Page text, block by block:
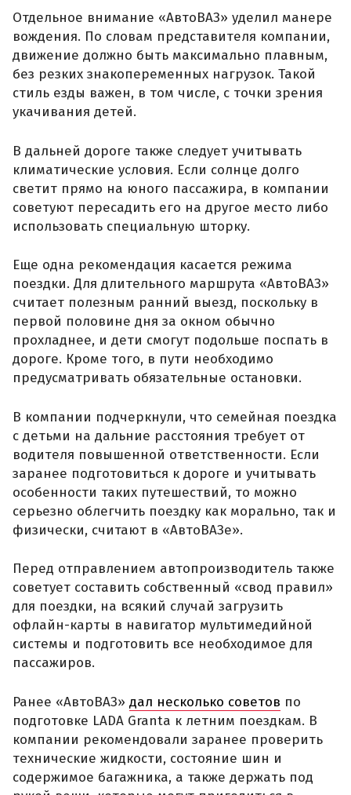
Отдельное внимание «АвтоВАЗ» уделил манере
вождения. По словам представителя компании,
движение должно быть максимально плавным,
без резких знакопеременных нагрузок. Такой
стиль езды важен, в том числе, с точки зрения
укачивания детей.
В дальней дороге также следует учитывать
климатические условия. Если солнце долго
светит прямо на юного пассажира, в компании
советуют пересадить его на другое место либо
использовать специальную шторку.
Еще одна рекомендация касается режима
поездки. Для длительного маршрута «АвтоВАЗ»
считает полезным ранний выезд, поскольку в
первой половине дня за окном обычно
прохладнее, и дети смогут подольше поспать в
дороге. Кроме того, в пути необходимо
предусматривать обязательные остановки.
В компании подчеркнули, что семейная поездка
с детьми на дальние расстояния требует от
водителя повышенной ответственности. Если
заранее подготовиться к дороге и учитывать
особенности таких путешествий, то можно
серьезно облегчить поездку как морально, так и
физически, считают в «АвтоВАЗе».
Перед отправлением автопроизводитель также
советует составить собственный «свод правил»
для поездки, на всякий случай загрузить
офлайн-карты в навигатор мультимедийной
системы и подготовить все необходимое для
пассажиров.
Ранее «АвтоВАЗ» дал несколько советов по
подготовке LADA Granta к летним поездкам. В
компании рекомендовали заранее проверить
технические жидкости, состояние шин и
содержимое багажника, а также держать под